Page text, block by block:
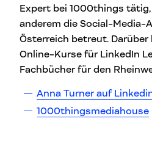
Expert bei 1000things
anderem die Social-Media-
Österreich betreut.
Online-Kurse für LinkedIn
Fachbücher für den
Anna Turner auf
1000thingsmediahouse